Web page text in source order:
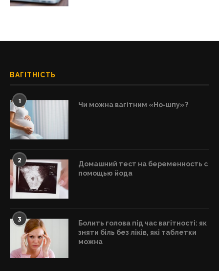
ВАГІТНІСТЬ
1 Чи можна вагітним «Но-шпу»?
2
Домашний тест на беременность с
помощью йода
3
Болить голова під час вагітності: як
зняти біль без ліків, які таблетки
можна